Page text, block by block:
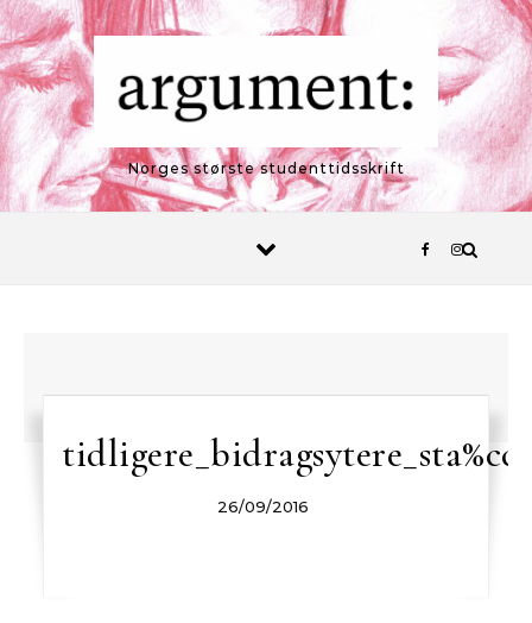
Skip to content
Norges største studenttidsskrift
26/09/2016